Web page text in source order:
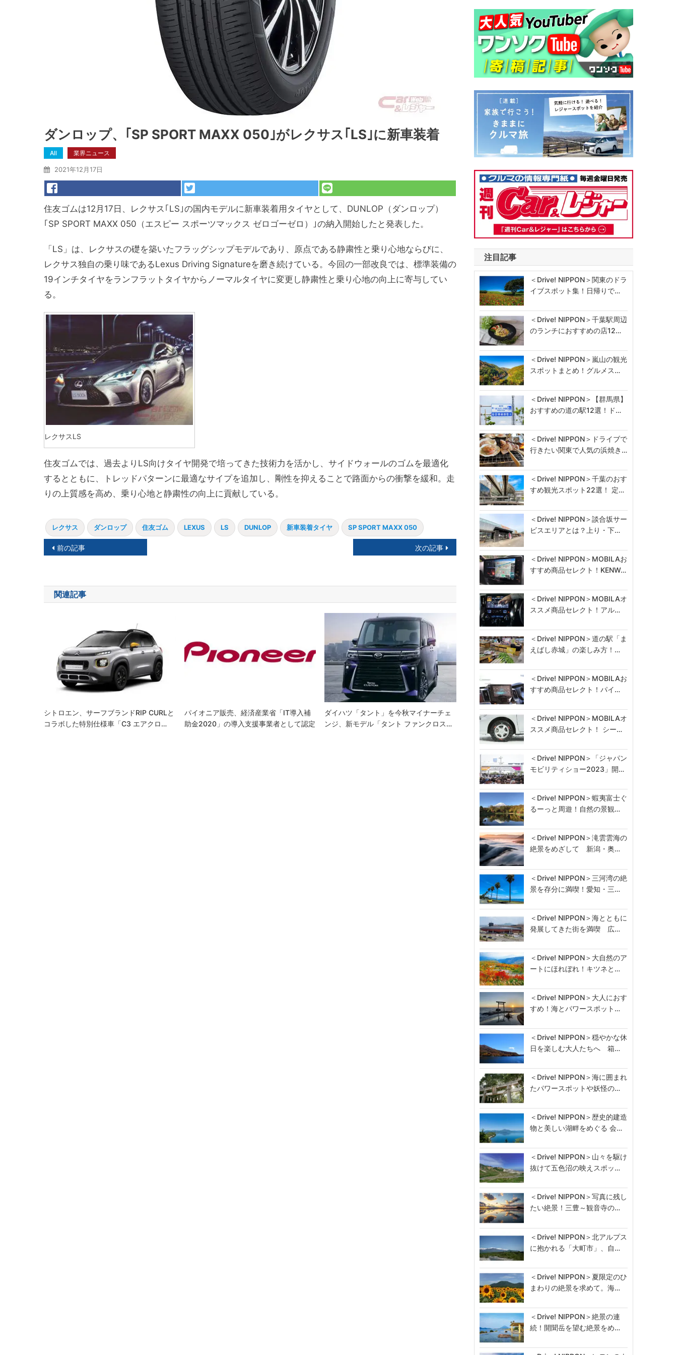
ダンロップ、｢SP SPORT MAXX 050｣がレクサス｢LS｣に新車装着
All 業界ニュース
2021年12月17日
住友ゴムは12月17日、レクサス｢LS｣の国内モデルに新車装着用タイヤとして、DUNLOP（ダンロップ）
｢SP SPORT MAXX 050（エスピー スポーツマックス ゼロゴーゼロ）｣の納入開始したと発表した。
「LS」は、レクサスの礎を築いたフラッグシップモデルであり、原点である静粛性と乗り心地ならびに、
レクサス独自の乗り味であるLexus Driving Signatureを磨き続けている。今回の一部改良では、標準装備の
19インチタイヤをランフラットタイヤからノーマルタイヤに変更し静粛性と乗り心地の向上に寄与してい
る。
レクサスLS
住友ゴムでは、過去よりLS向けタイヤ開発で培ってきた技術力を活かし、サイドウォールのゴムを最適化
するとともに、トレッドパターンに最適なサイプを追加し、剛性を抑えることで路面からの衝撃を緩和。走
りの上質感を高め、乗り心地と静粛性の向上に貢献している。
レクサス ダンロップ 住友ゴム LEXUS LS DUNLOP 新車装着タイヤ SP SPORT MAXX 050
投
ナ
ビ
シ
ョ
前の記事 次の記事
関連記事
シトロエン、サーフブランドRIP CURLと
コラボした特別仕様車「C3 エアクロ…
パイオニア販売、経済産業省「IT導入補
助金2020」の導入支援事業者として認定
ダイハツ「タント」を今秋マイナーチェ
ンジ、新モデル「タント ファンクロス…
注目記事
＜Drive! NIPPON＞関東のドラ
イブスポット集！日帰りで…
＜Drive! NIPPON＞千葉駅周辺
のランチにおすすめの店12…
＜Drive! NIPPON＞嵐山の観光
スポットまとめ！グルメス…
＜Drive! NIPPON＞【群馬県】
おすすめの道の駅12選！ド…
＜Drive! NIPPON＞ドライブで
行きたい関東で人気の浜焼き…
＜Drive! NIPPON＞千葉のおす
すめ観光スポット22選！ 定…
＜Drive! NIPPON＞談合坂サー
ビスエリアとは？上り・下…
＜Drive! NIPPON＞MOBILAお
すすめ商品セレクト！KENW…
＜Drive! NIPPON＞MOBILAオ
ススメ商品セレクト！アル…
＜Drive! NIPPON＞道の駅「ま
えばし赤城」の楽しみ方！…
＜Drive! NIPPON＞MOBILAお
すすめ商品セレクト！パイ…
＜Drive! NIPPON＞MOBILAオ
ススメ商品セレクト！ シー…
＜Drive! NIPPON＞「ジャパン
モビリティショー2023」開…
＜Drive! NIPPON＞蝦夷富士ぐ
るーっと周遊！自然の景観…
＜Drive! NIPPON＞滝雲雲海の
絶景をめざして 新潟・奥…
＜Drive! NIPPON＞三河湾の絶
景を存分に満喫！愛知・三…
＜Drive! NIPPON＞海とともに
発展してきた街を満喫 広…
＜Drive! NIPPON＞大自然のア
ートにほれぼれ！キツネと…
＜Drive! NIPPON＞大人におす
すめ！海とパワースポット…
＜Drive! NIPPON＞穏やかな休
日を楽しむ大人たちへ 箱…
＜Drive! NIPPON＞海に囲まれ
たパワースポットや妖怪の…
＜Drive! NIPPON＞歴史的建造
物と美しい湖畔をめぐる 会…
＜Drive! NIPPON＞山々を駆け
抜けて五色沼の映えスポッ…
＜Drive! NIPPON＞写真に残し
たい絶景！三豊～観音寺の…
＜Drive! NIPPON＞北アルプス
に抱かれる「大町市」、自…
＜Drive! NIPPON＞夏限定のひ
まわりの絶景を求めて。海…
＜Drive! NIPPON＞絶景の連
続！開聞岳を望む絶景をめ…